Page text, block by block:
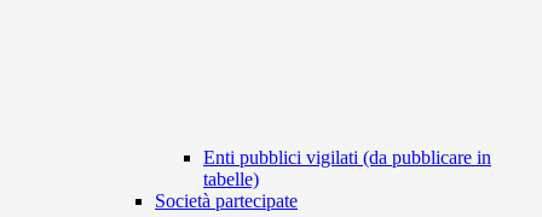
Enti pubblici vigilati (da pubblicare in
tabelle)
Società partecipate